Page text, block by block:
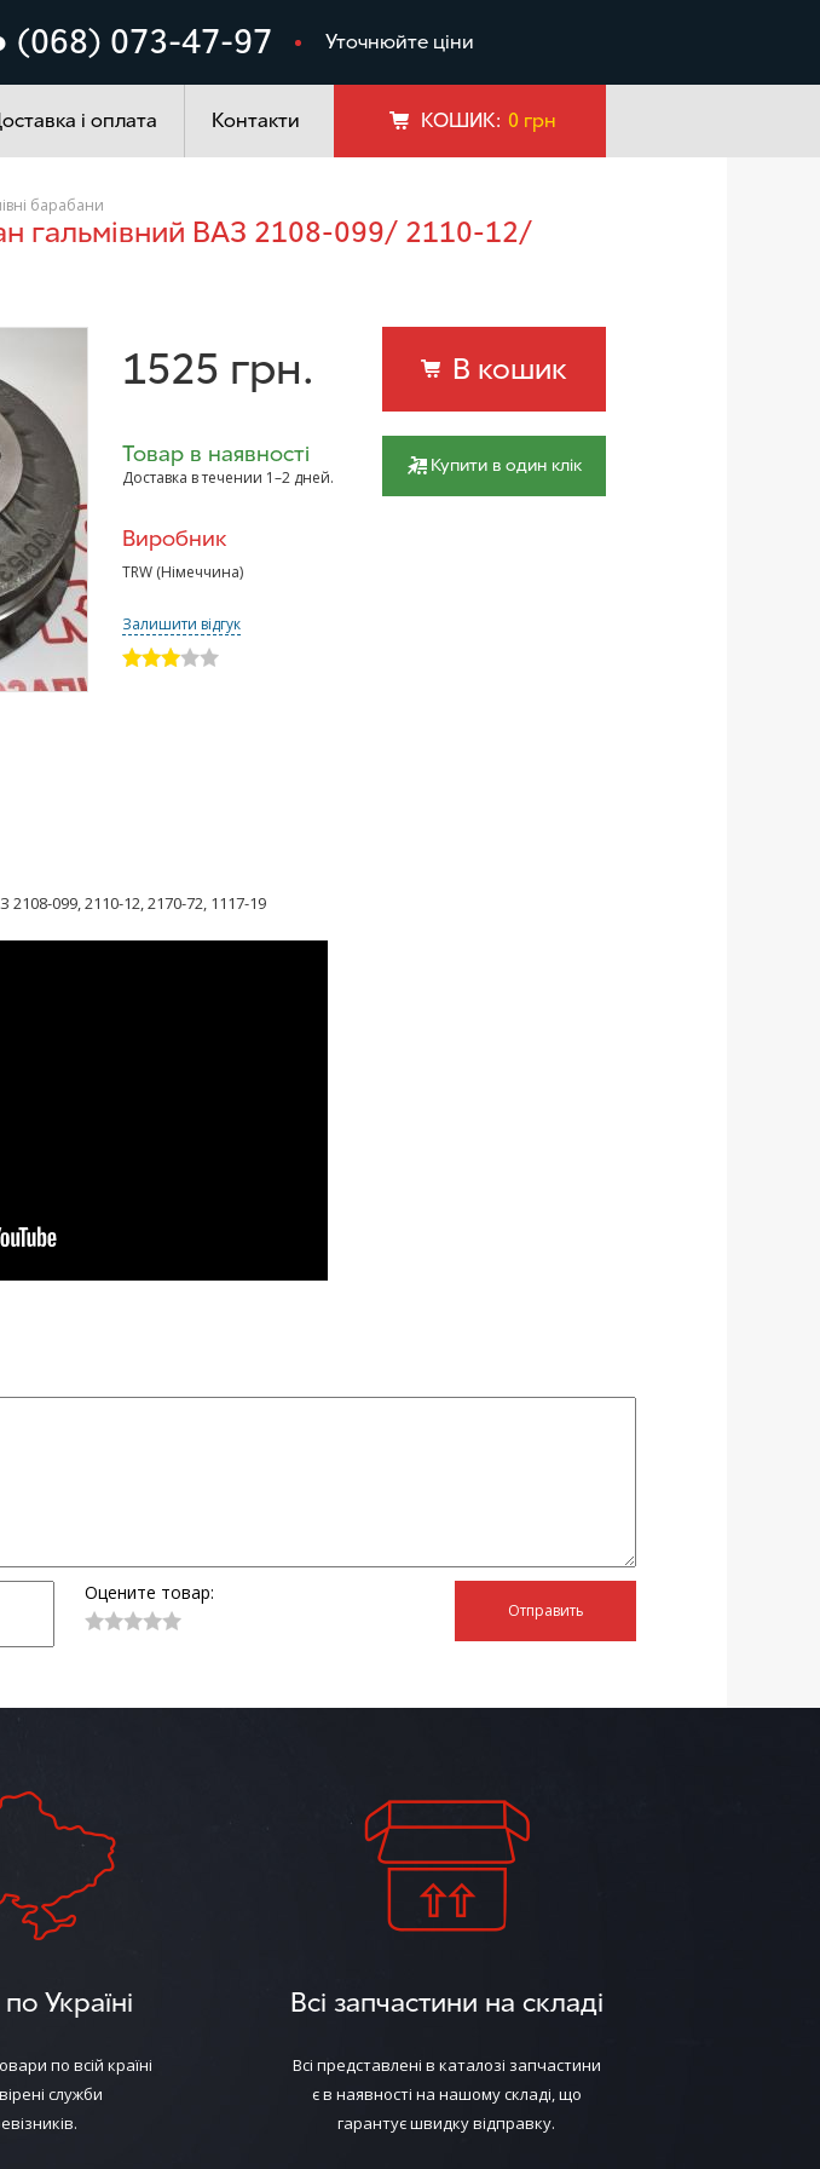
(068) 073-47-97 Уточнюйте ціни
і оплата Контакти КОШИК: 0грн
барабани
В кошик
Купити в один клік
1525 грн.
Товар в наявності
Доставка в течении 1–2 дней.
Виробник
TRW (Німеччина)
Залишити відгук
099, 2110-12, 2170-72, 1117-19
Оцените товар:
Отправить
Україні
по всій країні
служби
Всі запчастини на складі
Всі представлені в каталозі запчастини
є в наявності на нашому складі, що
гарантує швидку відправку.